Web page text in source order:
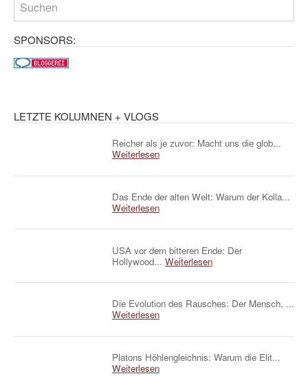
SPONSORS:
LETZTE KOLUMNEN + VLOGS
Reicher als je zuvor: Macht uns die glob...
Weiterlesen
Das Ende der alten Welt: Warum der Kolla...
Weiterlesen
USA vor dem bitteren Ende: Der
Hollywood... Weiterlesen
Die Evolution des Rausches: Der Mensch, ...
Weiterlesen
Platons Höhlengleichnis: Warum die Elit...
Weiterlesen